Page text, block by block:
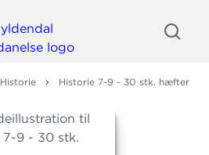
Historie Historie 7-9 - 30 stk. hæfter